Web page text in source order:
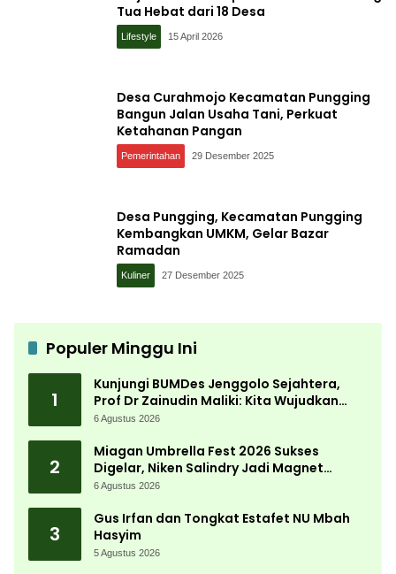
Tua Hebat dari 18 Desa
Lifestyle 15 April 2026
Desa Curahmojo Kecamatan Pungging
Bangun Jalan Usaha Tani, Perkuat
Ketahanan Pangan
Pemerintahan 29 Desember 2025
Desa Pungging, Kecamatan Pungging
Kembangkan UMKM, Gelar Bazar
Ramadan
Kuliner 27 Desember 2025
Populer Minggu Ini
1
Kunjungi BUMDes Jenggolo Sejahtera,
Prof Dr Zainudin Maliki: Kita Wujudkan
Kemandirian Ekonomi dengan Potensi
6 Agustus 2026
2
Miagan Umbrella Fest 2026 Sukses
Digelar, Niken Salindry Jadi Magnet
Ribuan Pengunjung
6 Agustus 2026
3
Gus Irfan dan Tongkat Estafet NU Mbah
Hasyim
5 Agustus 2026